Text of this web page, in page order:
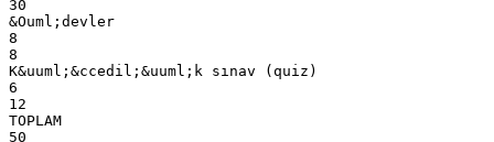
30
&Ouml;devler
8
8
K&uuml;&ccedil;&uuml;k sınav (quiz)
6
12
TOPLAM
50